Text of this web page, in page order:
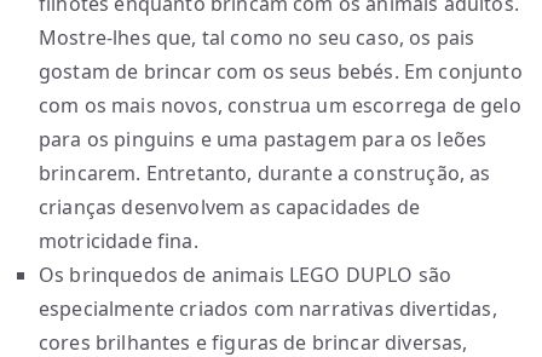
Mostre-lhes que, tal como no seu caso, os pais
gostam de brincar com os seus bebés. Em conjunto
com os mais novos, construa um escorrega de gelo
para os pinguins e uma pastagem para os leões
brincarem. Entretanto, durante a construção, as
crianças desenvolvem as capacidades de
motricidade fina.
Os brinquedos de animais LEGO DUPLO são
especialmente criados com narrativas divertidas,
cores brilhantes e figuras de brincar diversas,